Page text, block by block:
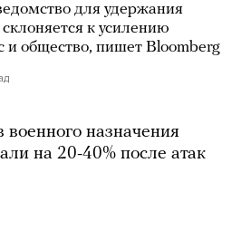
для удержания
к усилению
и общество, пишет Bloomberg
назначения
на 20-40% после атак